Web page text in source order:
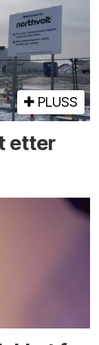
PLUSS
etter